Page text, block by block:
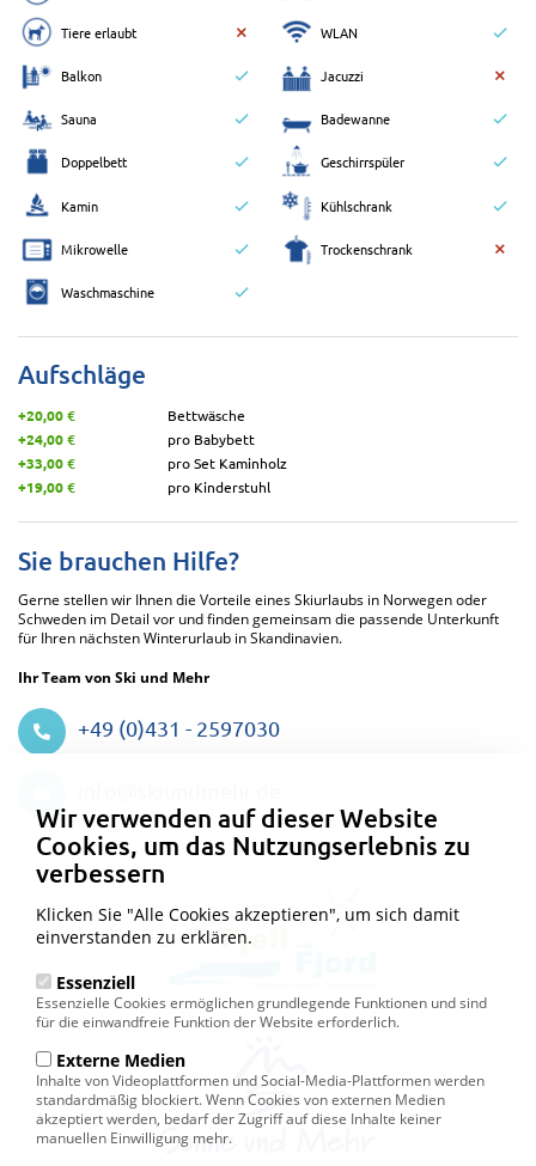
Tiere erlaubt WLAN
Balkon Jacuzzi
Sauna Badewanne
Doppelbett Geschirrspüler
Kamin Kühlschrank
Mikrowelle Trockenschrank
Waschmaschine
Aufschläge
+20,00 €
Bettwäsche
+24,00 €
pro Babybett
+33,00 €
pro Set Kaminholz
+19,00 €
pro Kinderstuhl
Sie brauchen Hilfe?
Gerne stellen wir Ihnen die Vorteile eines Skiurlaubs in Norwegen oder
Schweden im Detail vor und finden gemeinsam die passende Unterkunft
für Ihren nächsten Winterurlaub in Skandinavien.
Ihr Team von Ski und Mehr
+49 (0)431 - 2597030
Wir verwenden auf dieser Website
Cookies, um das Nutzungserlebnis zu
verbessern
Klicken Sie "Alle Cookies akzeptieren", um sich damit
einverstanden zu erklären.
Essenziell
Essenzielle Cookies ermöglichen grundlegende Funktionen und sind
für die einwandfreie Funktion der Website erforderlich.
Externe Medien
Inhalte von Videoplattformen und Social-Media-Plattformen werden
standardmäßig blockiert. Wenn Cookies von externen Medien
akzeptiert werden, bedarf der Zugriff auf diese Inhalte keiner
manuellen Einwilligung mehr.